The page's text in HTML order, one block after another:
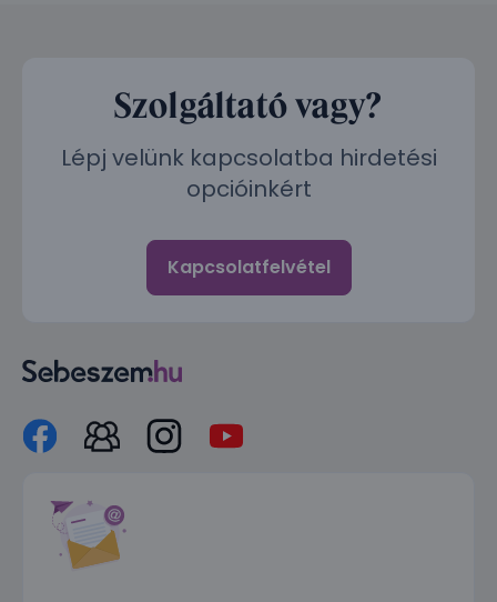
Szolgáltató vagy?
Lépj velünk kapcsolatba hirdetési
opcióinkért
Kapcsolatfelvétel